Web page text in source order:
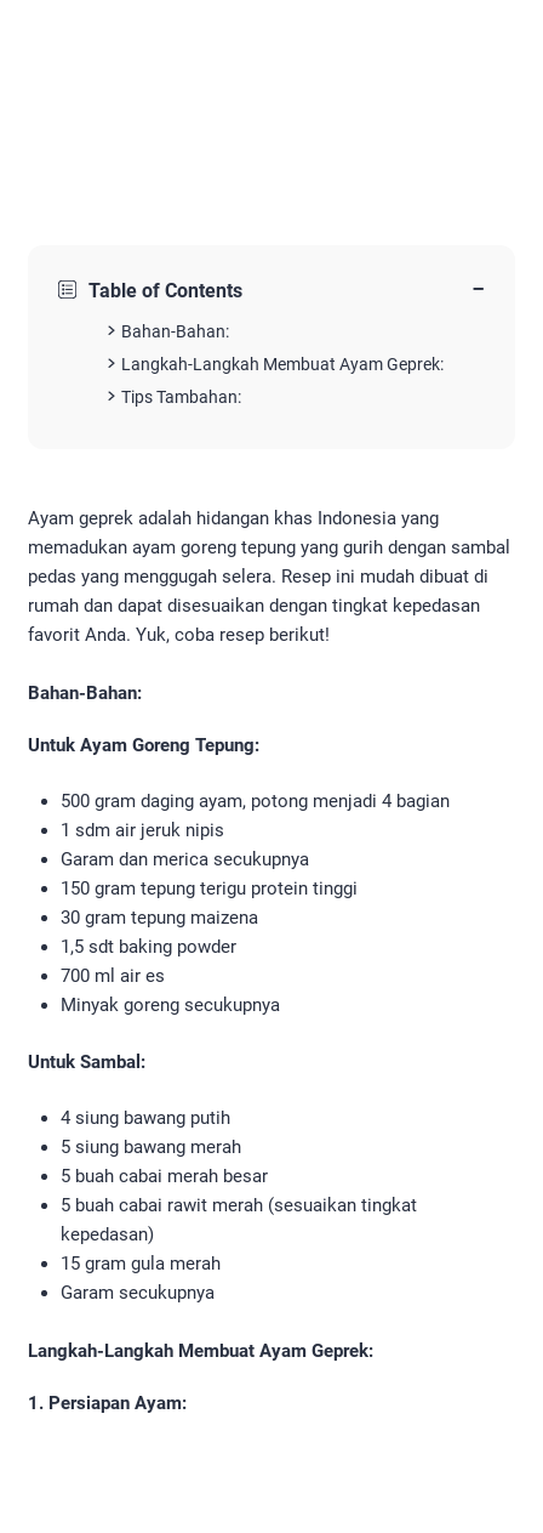
Table of Contents −
Bahan-Bahan:
Langkah-Langkah Membuat Ayam Geprek:
Tips Tambahan:
Ayam geprek adalah hidangan khas Indonesia yang
memadukan ayam goreng tepung yang gurih dengan sambal
pedas yang menggugah selera. Resep ini mudah dibuat di
rumah dan dapat disesuaikan dengan tingkat kepedasan
favorit Anda. Yuk, coba resep berikut!
Bahan-Bahan:
Untuk Ayam Goreng Tepung:
500 gram daging ayam, potong menjadi 4 bagian
1 sdm air jeruk nipis
Garam dan merica secukupnya
150 gram tepung terigu protein tinggi
30 gram tepung maizena
1,5 sdt baking powder
700 ml air es
Minyak goreng secukupnya
Untuk Sambal:
4 siung bawang putih
5 siung bawang merah
5 buah cabai merah besar
5 buah cabai rawit merah (sesuaikan tingkat
kepedasan)
15 gram gula merah
Garam secukupnya
Langkah-Langkah Membuat Ayam Geprek:
1. Persiapan Ayam: